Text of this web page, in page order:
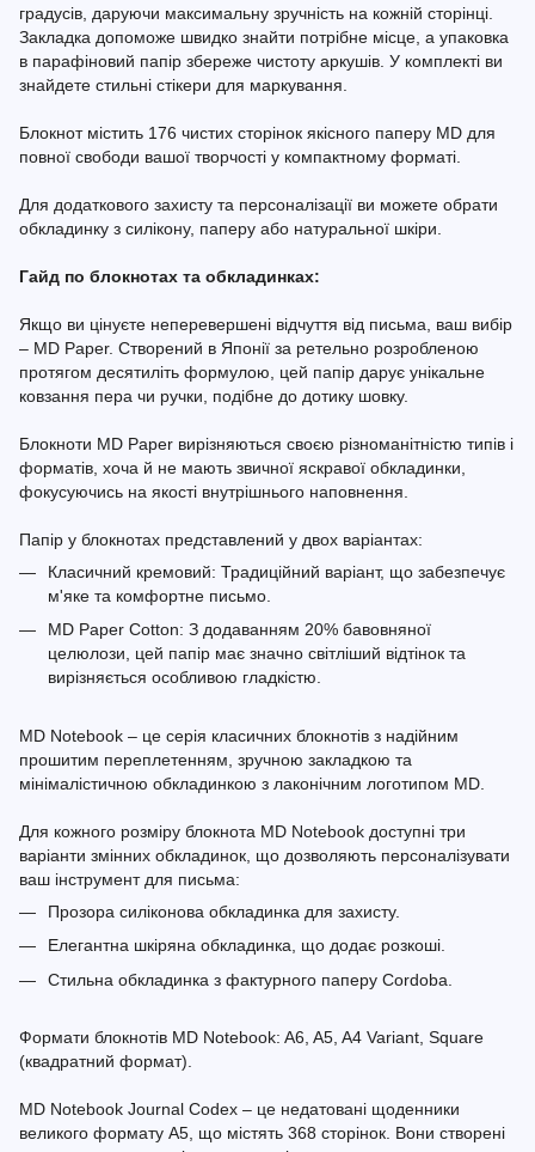
градусів, даруючи максимальну зручність на кожній сторінці.
Закладка допоможе швидко знайти потрібне місце, а упаковка
в парафіновий папір збереже чистоту аркушів. У комплекті ви
знайдете стильні стікери для маркування.
Блокнот містить 176 чистих сторінок якісного паперу MD для
повної свободи вашої творчості у компактному форматі.
Для додаткового захисту та персоналізації ви можете обрати
обкладинку з силікону, паперу або натуральної шкіри.
Гайд по блокнотах та обкладинках:
Якщо ви цінуєте неперевершені відчуття від письма, ваш вибір
– MD Paper. Створений в Японії за ретельно розробленою
протягом десятиліть формулою, цей папір дарує унікальне
ковзання пера чи ручки, подібне до дотику шовку.
Блокноти MD Paper вирізняються своєю різноманітністю типів і
форматів, хоча й не мають звичної яскравої обкладинки,
фокусуючись на якості внутрішнього наповнення.
Папір у блокнотах представлений у двох варіантах:
Класичний кремовий: Традиційний варіант, що забезпечує
м'яке та комфортне письмо.
MD Paper Cotton: З додаванням 20% бавовняної
целюлози, цей папір має значно світліший відтінок та
вирізняється особливою гладкістю.
MD Notebook – це серія класичних блокнотів з надійним
прошитим переплетенням, зручною закладкою та
мінімалістичною обкладинкою з лаконічним логотипом MD.
Для кожного розміру блокнота MD Notebook доступні три
варіанти змінних обкладинок, що дозволяють персоналізувати
ваш інструмент для письма:
Прозора силіконова обкладинка для захисту.
Елегантна шкіряна обкладинка, що додає розкоші.
Стильна обкладинка з фактурного паперу Cordoba.
Формати блокнотів MD Notebook: A6, A5, A4 Variant, Square
(квадратний формат).
MD Notebook Journal Codex – це недатовані щоденники
великого формату A5, що містять 368 сторінок. Вони створені